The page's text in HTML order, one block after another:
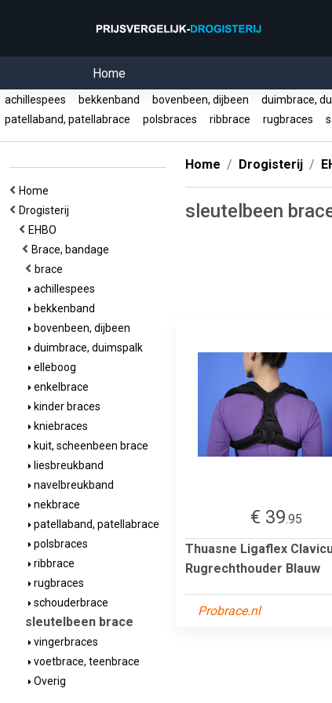
Home
achillespees bekkenband bovenbeen, dijbeen duimbrace,
patellaband, patellabrace
polsbraces ribbrace rugbraces
Home
Drogisterij
EHBO
Brace, bandage
brace
achillespees
bekkenband
bovenbeen, dijbeen
duimbrace, duimspalk
elleboog
enkelbrace
kinder braces
kniebraces
kuit, scheenbeen brace
liesbreukband
navelbreukband
nekbrace
patellaband, patellabrace
polsbraces
ribbrace
rugbraces
schouderbrace
sleutelbeen brace
vingerbraces
voetbrace, teenbrace
Overig
Home Drogisterij
sleutelbeen
€ 39.95
Thuasne Ligaflex
Rugrechthouder Blauw
Probrace.nl